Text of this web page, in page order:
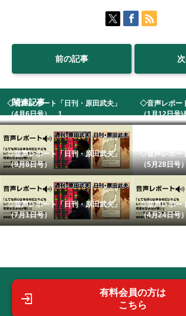
前の記事
関連記事
◇音声レポート「日刊・原田武夫」
（4月6日号） 1...
◇音声レポー
（1月12日号)
◇音声レポート「日刊・原田武夫」
（9月8日号）
◇音声レポー
（5月28日号
◇音声レポート「日刊・原田武夫」
（7月1日号）
◇音声レポー
（4月24日号
有料会員の方は
こちら